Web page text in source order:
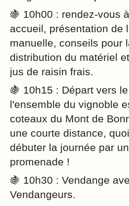
🍇 10h00 : rendez-vous
accueil, présentation de
manuelle, conseils pour
distribution du matériel
jus de raisin frais.
🍇 10h15 : Départ vers
l'ensemble du vignoble
coteaux du Mont de
une courte distance,
débuter la journée par
promenade !
🍇 10h30 : Vendange
Vendangeurs.